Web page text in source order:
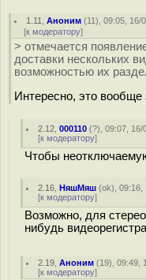
1.11 ,Аноним (11), 09:05, 16/
[к модератору]
> отмечается
доставки нескольких
возможностью их
Интересно, это вообще
2.12 ,000110 (?), 09:07, 16/
[к модератору]
Чтобы
2.16 ,НяшМяш (ok), 09:16,
[к модератору]
Возможно, для
нибудь
2.19 ,Аноним (19), 09:49,
[к модератору]